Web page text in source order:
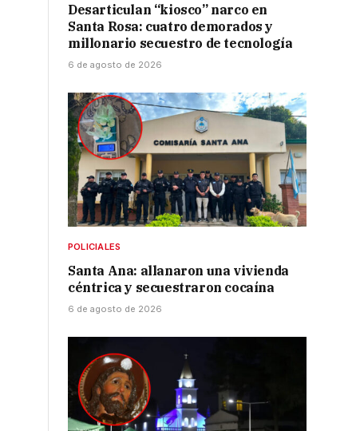
Desarticulan “kiosco” narco en
Santa Rosa: cuatro demorados y
millonario secuestro de tecnología
6 de agosto de 2026
POLICIALES
Santa Ana: allanaron una vivienda
céntrica y secuestraron cocaína
6 de agosto de 2026